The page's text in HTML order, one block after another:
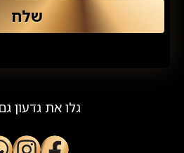
גלו את גדעון גם ב: